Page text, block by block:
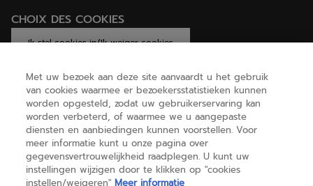
CHOIX DES COOKIES
Ik stel cookies in/Ik weiger cookies
HELP
OVER ONS
Met uw bezoek aan deze site aanvaardt u het gebruik
van cookies waarmee er bezoekersstatistieken kunnen
worden opgesteld, zodat uw gebruikerservaring kan
worden verbeterd, of waarmee we u aangepaste
diensten en aanbiedingen kunnen voorstellen. Voor
meer informatie kunt u onze pagina over
gegevensvertrouwelijkheid raadplegen. U kunt uw
instellingen wijzigen door te klikken op "cookies
instellen/weigeren" Meer informatie